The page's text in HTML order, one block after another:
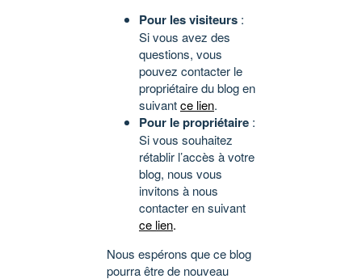
Pour les visiteurs :
Si vous avez des
questions, vous
pouvez contacter le
propriétaire du blog en
suivantce lien.
Pour le propriétaire :
Si vous souhaitez
rétablir l’accès à votre
blog, nous vous
invitons à nous
contacter en suivant
ce lien.
Nous espérons que ce blog
pourra être de nouveau